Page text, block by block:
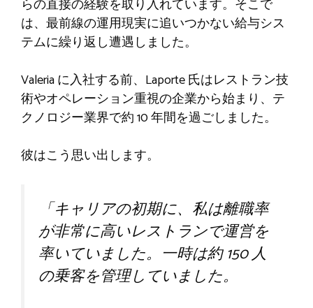
らの直接の経験を取り入れています。そこで
は、最前線の運用現実に追いつかない給与シス
テムに繰り返し遭遇しました。
Valeria に入社する前、Laporte 氏はレストラン技
術やオペレーション重視の企業から始まり、テ
クノロジー業界で約 10 年間を過ごしました。
彼はこう思い出します。
「キャリアの初期に、私は離職率
が非常に高いレストランで運営を
率いていました。一時は約 150 人
の乗客を管理していました。